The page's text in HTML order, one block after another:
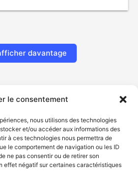
le consentement
nous utilisons des technologies
et/ou accéder aux informations des
à ces technologies nous permettra de
le comportement de navigation ou les ID
ne pas consentir ou de retirer son
effet négatif sur certaines caractéristiques
davantage
du Québec, 2026